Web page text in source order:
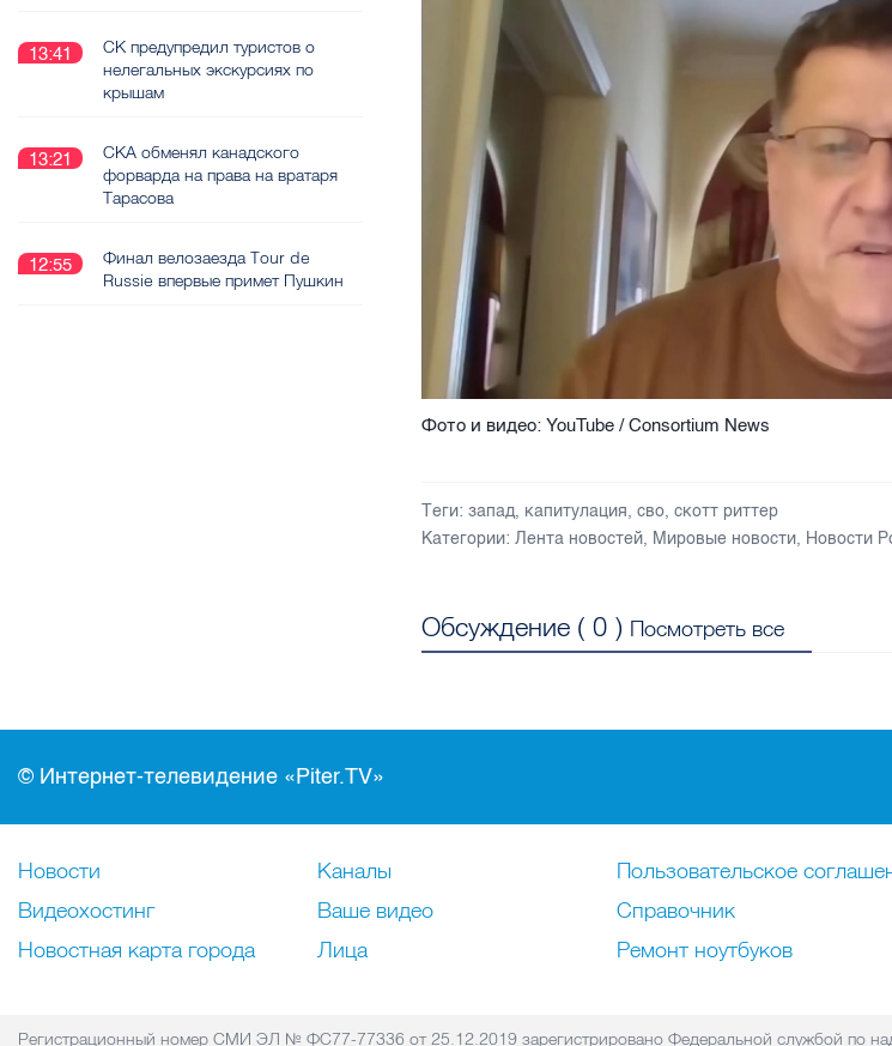
Фото и видео: YouTube / Consortium News
Теги: запад, капитулация,сво,скотт риттер
Категории: Лента новостей, Мировые новости, Новости
Обсуждение (0 ) Посмотреть все
13:41
СК предупредил туристов о
нелегальных экскурсиях по
крышам
13:21
СКА обменял канадского
форварда на права на вратаря
Тарасова
12:55
Финал велозаезда Tour de
Russie впервые примет Пушкин
© Интернет-телевидение «Piter.TV»
Новости
Видеохостинг
Новостная карта города
Каналы
Ваше видео
Лица
Пользовательское
Справочник
Ремонт нoутбуков
Регистрационный номер СМИ ЭЛ № ФС77-77336 от 25.12.2019 зарегистрировано Федеральной службой по